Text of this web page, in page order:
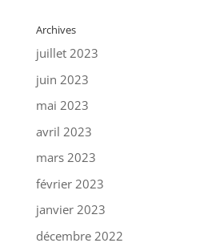
Archives
juillet 2023
juin 2023
mai 2023
avril 2023
mars 2023
février 2023
janvier 2023
décembre 2022